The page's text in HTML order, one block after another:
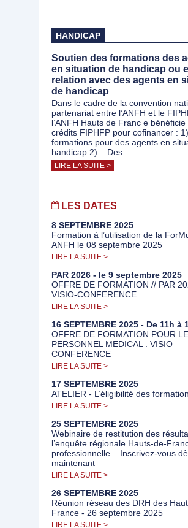
HANDICAP
Soutien des formations des
en situation de handicap ou
relation avec des agents en
de handicap
Dans le cadre de la convention
partenariat entre l’ANFH et le
l’ANFH Hauts de Franc e bénéficie
crédits FIPHFP pour cofinancer :
formations pour des agents en
handicap 2) Des
LIRE LA SUITE >
LES DATES
8 SEPTEMBRE 2025
Formation à l’utilisation de la
ANFH le 08 septembre 2025
LIRE LA SUITE >
PAR 2026 - le 9 septembre 2025
OFFRE DE FORMATION // PAR
VISIO-CONFERENCE
LIRE LA SUITE >
16 SEPTEMBRE 2025 - De 11h à
OFFRE DE FORMATION POUR LE
PERSONNEL MEDICAL : VISIO
CONFERENCE
LIRE LA SUITE >
17 SEPTEMBRE 2025
ATELIER - L’éligibilité des
LIRE LA SUITE >
25 SEPTEMBRE 2025
Webinaire de restitution des
l’enquête régionale Hauts-de-
professionnelle – Inscrivez-vous
maintenant
LIRE LA SUITE >
26 SEPTEMBRE 2025
Réunion réseau des DRH des
France - 26 septembre 2025
LIRE LA SUITE >